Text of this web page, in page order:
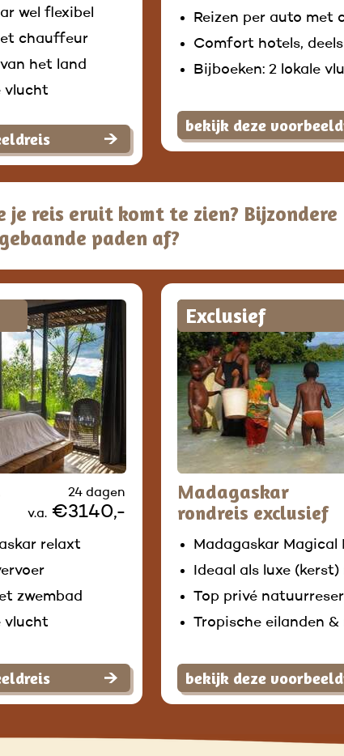
wel flexibel
chauffeur
het land
vlucht
Reizen per auto met
Comfort hotels, deels
Bijboeken: 2 lokale
bekijk deze
je reis eruit komt te zien? Bijzondere
paden af?
24 dagen
v.a. €3140,-
relaxt
zwembad
vlucht
Exclusief
Madagaskar
rondreis exclusief
Madagaskar Magical
Ideaal als luxe (kerst)
Top privé
Tropische eilanden &
bekijk deze